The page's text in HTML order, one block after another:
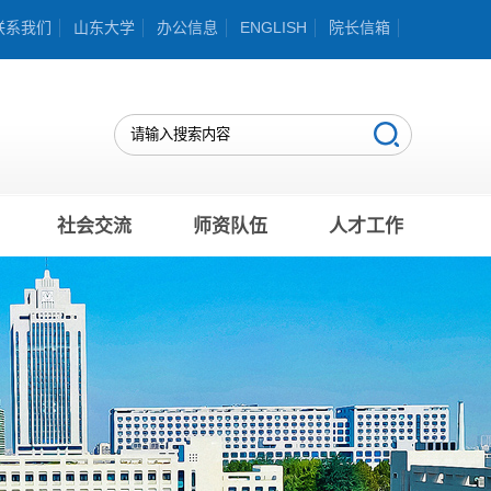
系我们 山东大学 办公信息 ENGLISH 院长信箱
社会交流 师资队伍 人才工作